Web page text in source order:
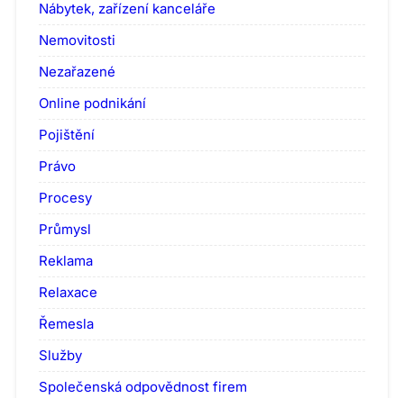
Nábytek, zařízení kanceláře
Nemovitosti
Nezařazené
Online podnikání
Pojištění
Právo
Procesy
Průmysl
Reklama
Relaxace
Řemesla
Služby
Společenská odpovědnost firem